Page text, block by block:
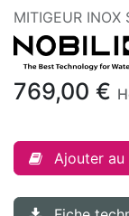
MITIGEUR INOX
769,00 €
Ajouter